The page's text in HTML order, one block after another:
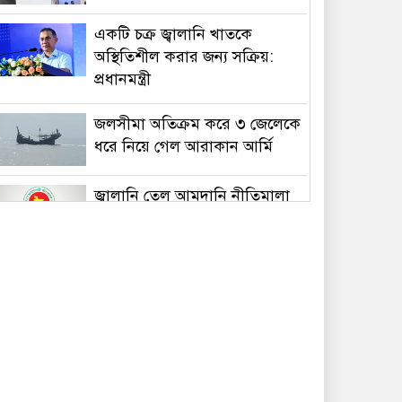
একটি চক্র জ্বালানি খাতকে
অস্থিতিশীল করার জন্য সক্রিয়:
প্রধানমন্ত্রী
জলসীমা অতিক্রম করে ৩ জেলেকে
ধরে নিয়ে গেল আরাকান আর্মি
জ্বালানি তেল আমদানি নীতিমালা